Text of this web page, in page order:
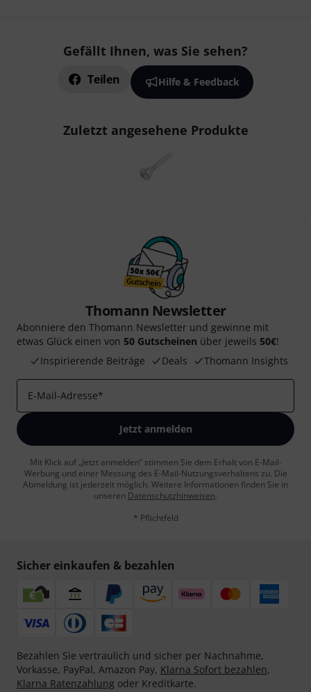
Gefällt Ihnen, was Sie sehen?
Teilen Hilfe & Feedback
Zuletzt angesehene Produkte
Thomann Newsletter
Abonniere den Thomann Newsletter und gewinne mit
etwas Glück einen von 50 Gutscheinen über jeweils 50€!
Inspirierende Beiträge
Deals Thomann Insights
E-Mail-Adresse*
Jetzt anmelden
Mit Klick auf „Jetzt anmelden“ stimmen Sie dem Erhalt von E-Mail-
Werbung und einer Messung des E-Mail-Nutzungsverhaltens zu. Die
Abmeldung ist jederzeit möglich. Weitere Informationen finden Sie in
unseren Datenschutzhinweisen.
* Pflichtfeld
Sicher einkaufen & bezahlen
Bezahlen Sie vertraulich und sicher per Nachnahme,
Vorkasse, PayPal, Amazon Pay, Klarna Sofort bezahlen,
Klarna Ratenzahlung oder Kreditkarte.